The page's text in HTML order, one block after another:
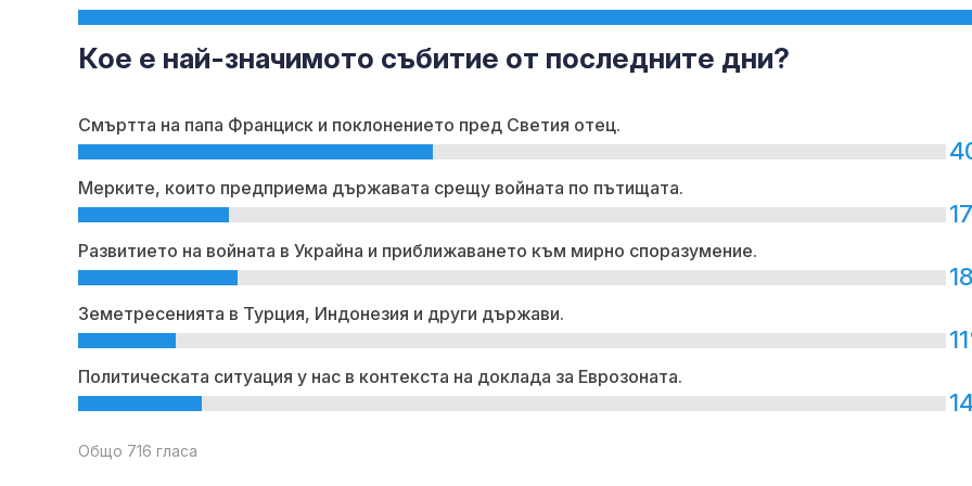
Кое е най-значимото събитие от последните дни?
Смъртта на папа Франциск и поклонението пред Светия отец.
Мерките, които предприема държавата срещу войната по пътищата.
Развитието на войната в Украйна и приближаването към мирно споразумение.
Земетресенията в Турция, Индонезия и други държави.
Политическата ситуация у нас в контекста на доклада за Еврозоната.
Общо 716 гласа